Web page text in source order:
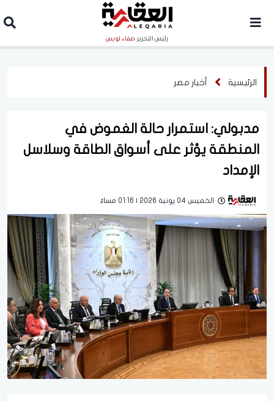
رئيس التحرير صفاء لويس
الرئيسية أخبار مصر
مدبولي: استمرار حالة الغموض في
المنطقة يؤثر على أسواق الطاقة وسلاسل
الإمداد
الخميس 04 يونية 2026 | 01:16 مساءً